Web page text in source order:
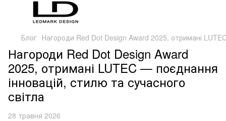
Блог Нагороди Red Dot Design Award 2025, отримані
Нагороди Red Dot Design Award
2025, отримані LUTEC — поєднання
інновацій, стилю та сучасного
світла
28 травня 2026